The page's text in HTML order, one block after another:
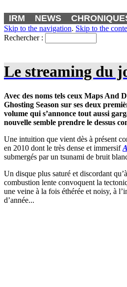
IRM NEWS
Skip to the navigation. Skip to the
Rechercher :
Le streaming du
Avec des noms tels ceux Maps And
Ghosting Season sur ses deux
volume qui s’annonce tout aussi
nouvelle semble prendre le dessus
Une intuition que vient dès à présent
en 2010 dont le très dense et immersif
submergés par un tsunami de bruit
Un disque plus saturé et discordant
combustion lente convoquent la
une veine à la fois éthérée et noisy, à
d’année...